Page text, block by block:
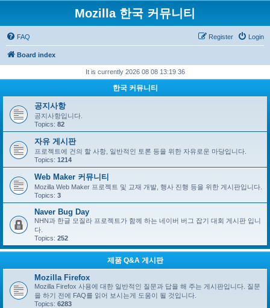
Mozilla 한국 커뮤니티
FAQ Login
Register
Board index
It is currently 2026 08 08 13:19 36
한국 커뮤니티
공지사항
공지사항입니다.
Topics: 82
자유 게시판
프로젝트에 건의 할 사항, 일반적인 토론 등을 위한 자유로운 마당입니다.
Topics: 1214
Web Maker 커뮤니티
Mozilla Web Maker 프로젝트 및 교재 개발, 행사 진행 등을 위한 게시판입니다.
Topics: 3
Naver Bug Day
NHN과 한글 모질라 프로젝트가 함께 하는 네이버 버그 잡기 대회 게시판 입니
다.
Topics: 252
제품 Q&A 게시판
Mozilla Firefox
Mozilla Firefox 사용에 대한 일반적인 질문과 답을 해 주는 게시판입니다. 질문
을 하기 전에 FAQ를 읽어 보시는게 도움이 될 것입니다.
Topics: 6283